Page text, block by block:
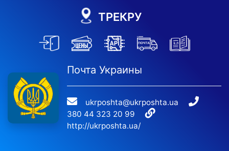
ТРЕКРУ
Почта Украины
ukrposhta@ukrposhta.ua
380 44 323 20 99
http://ukrposhta.ua/